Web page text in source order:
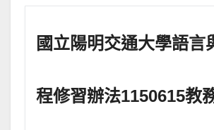
國立陽明交通大學語言
程修習辦法1150615教